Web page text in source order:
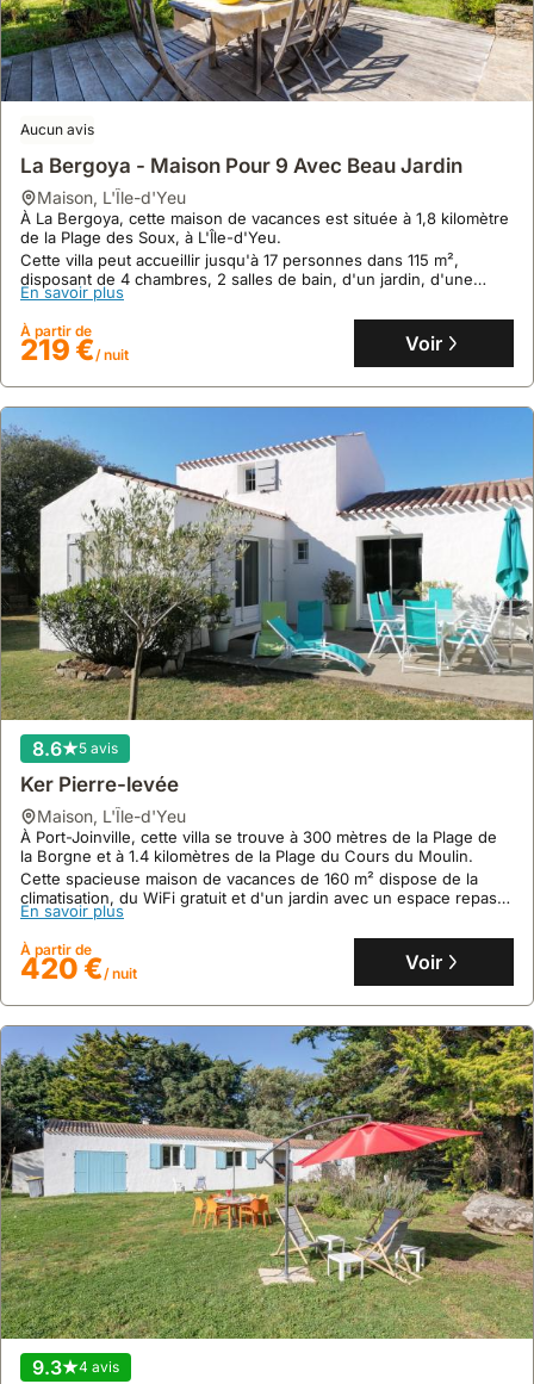
Aucun avis
La Bergoya - Maison Pour 9 Avec Beau Jardin
maison, L'Île-d'Yeu
À La Bergoya, cette maison de vacances est située à 1,8 kilomètre
de la Plage des Soux, à L'Île-d'Yeu.
Cette villa peut accueillir jusqu'à 17 personnes dans 115 m²,
disposant de 4 chambres, 2 salles de bain, d'un jardin, d'une
terrasse, du WiFi gratuit et d'un parking privé.
En savoir plus
À partir de
219 €/ nuit Voir
8.6 5 avis
Ker Pierre-levée
maison, L'Île-d'Yeu
À Port-Joinville, cette villa se trouve à 300 mètres de la Plage de
la Borgne et à 1.4 kilomètres de la Plage du Cours du Moulin.
Cette spacieuse maison de vacances de 160 m² dispose de la
climatisation, du WiFi gratuit et d'un jardin avec un espace repas
extérieur, offrant un hébergement confortable pour les familles et
En savoir plus
À partir de
420 €/ nuit Voir
9.3 4 avis